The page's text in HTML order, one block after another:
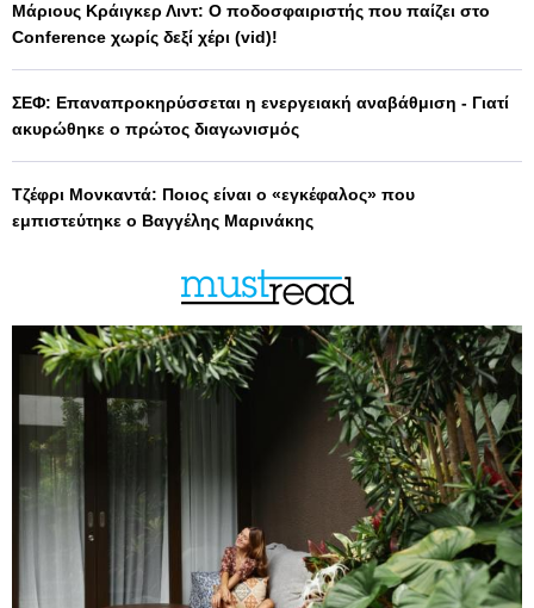
Μάριους Κράιγκερ Λιντ: Ο ποδοσφαιριστής που παίζει στο
Conference χωρίς δεξί χέρι (vid)!
ΣΕΦ: Επαναπροκηρύσσεται η ενεργειακή αναβάθμιση - Γιατί
ακυρώθηκε ο πρώτος διαγωνισμός
Τζέφρι Μονκαντά: Ποιος είναι ο «εγκέφαλος» που
εμπιστεύτηκε ο Βαγγέλης Μαρινάκης